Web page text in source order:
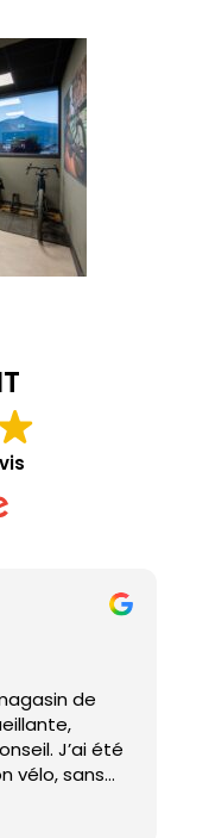
de
J’ai été
vélo, sans